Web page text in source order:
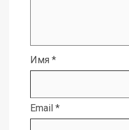
Имя *
Email *